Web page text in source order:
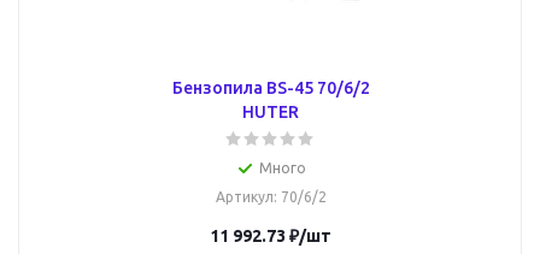
Бензопила BS-45 70/6/2
HUTER
Много
Артикул: 70/6/2
11 992.73 ₽/шт